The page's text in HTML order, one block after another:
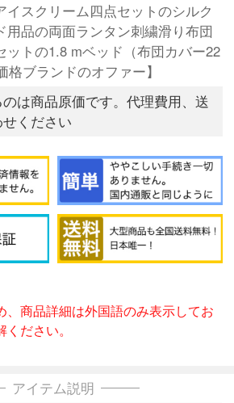
イスクリーム四点セットのシルク
用品の両面ランタン刺繍滑り布団
ットの1.8 mベッド（布団カバー22
格ブランドのオファー】
は商品原価です。代理費用、送
ください
、商品詳細は外国語のみ表示してお
ださい。
アイテム説明